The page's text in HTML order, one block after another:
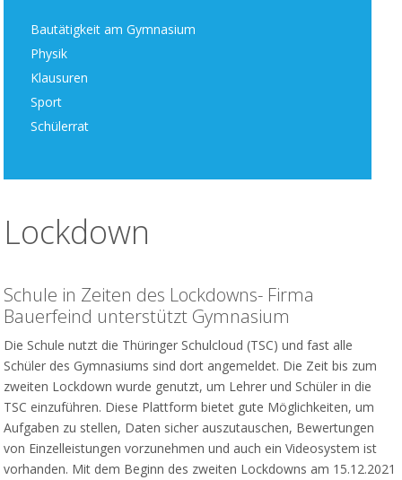
Bautätigkeit am Gymnasium
Physik
Klausuren
Sport
Schülerrat
Lockdown
Schule in Zeiten des Lockdowns- Firma
Bauerfeind unterstützt Gymnasium
Die Schule nutzt die Thüringer Schulcloud (TSC) und fast alle
Schüler des Gymnasiums sind dort angemeldet. Die Zeit bis zum
zweiten Lockdown wurde genutzt, um Lehrer und Schüler in die
TSC einzuführen. Diese Plattform bietet gute Möglichkeiten, um
Aufgaben zu stellen, Daten sicher auszutauschen, Bewertungen
von Einzelleistungen vorzunehmen und auch ein Videosystem ist
vorhanden. Mit dem Beginn des zweiten Lockdowns am 15.12.2021